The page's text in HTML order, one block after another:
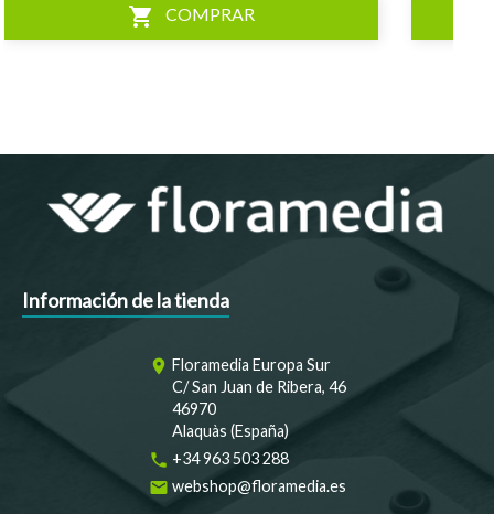
shopping_cart COMPRAR
Información de la tienda
room Floramedia Europa Sur
C/ San Juan de Ribera, 46
46970
Alaquàs (España)
phone +34 963 503 288
email webshop@floramedia.es